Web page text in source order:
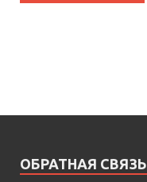
ОБРАТНАЯ СВЯЗЬ